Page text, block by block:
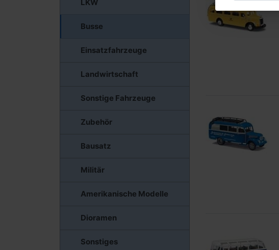
LKW
Busse
Einsatzfahrzeuge
Landwirtschaft
Sonstige Fahrzeuge
Zubehör
Bausatz
Militär
Amerikanische Modelle
Dioramen
Sonstiges